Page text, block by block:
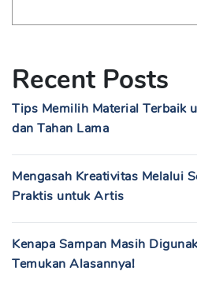
Recent Posts
Tips Memilih Material Terbaik
dan Tahan Lama
Mengasah Kreativitas Melalui
Praktis untuk Artis
Kenapa Sampan Masih
Temukan Alasannya!